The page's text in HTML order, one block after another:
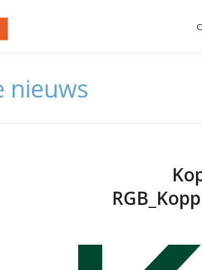
nieuws